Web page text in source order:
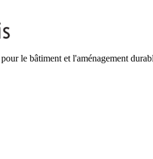
le bâtiment et l'aménagement